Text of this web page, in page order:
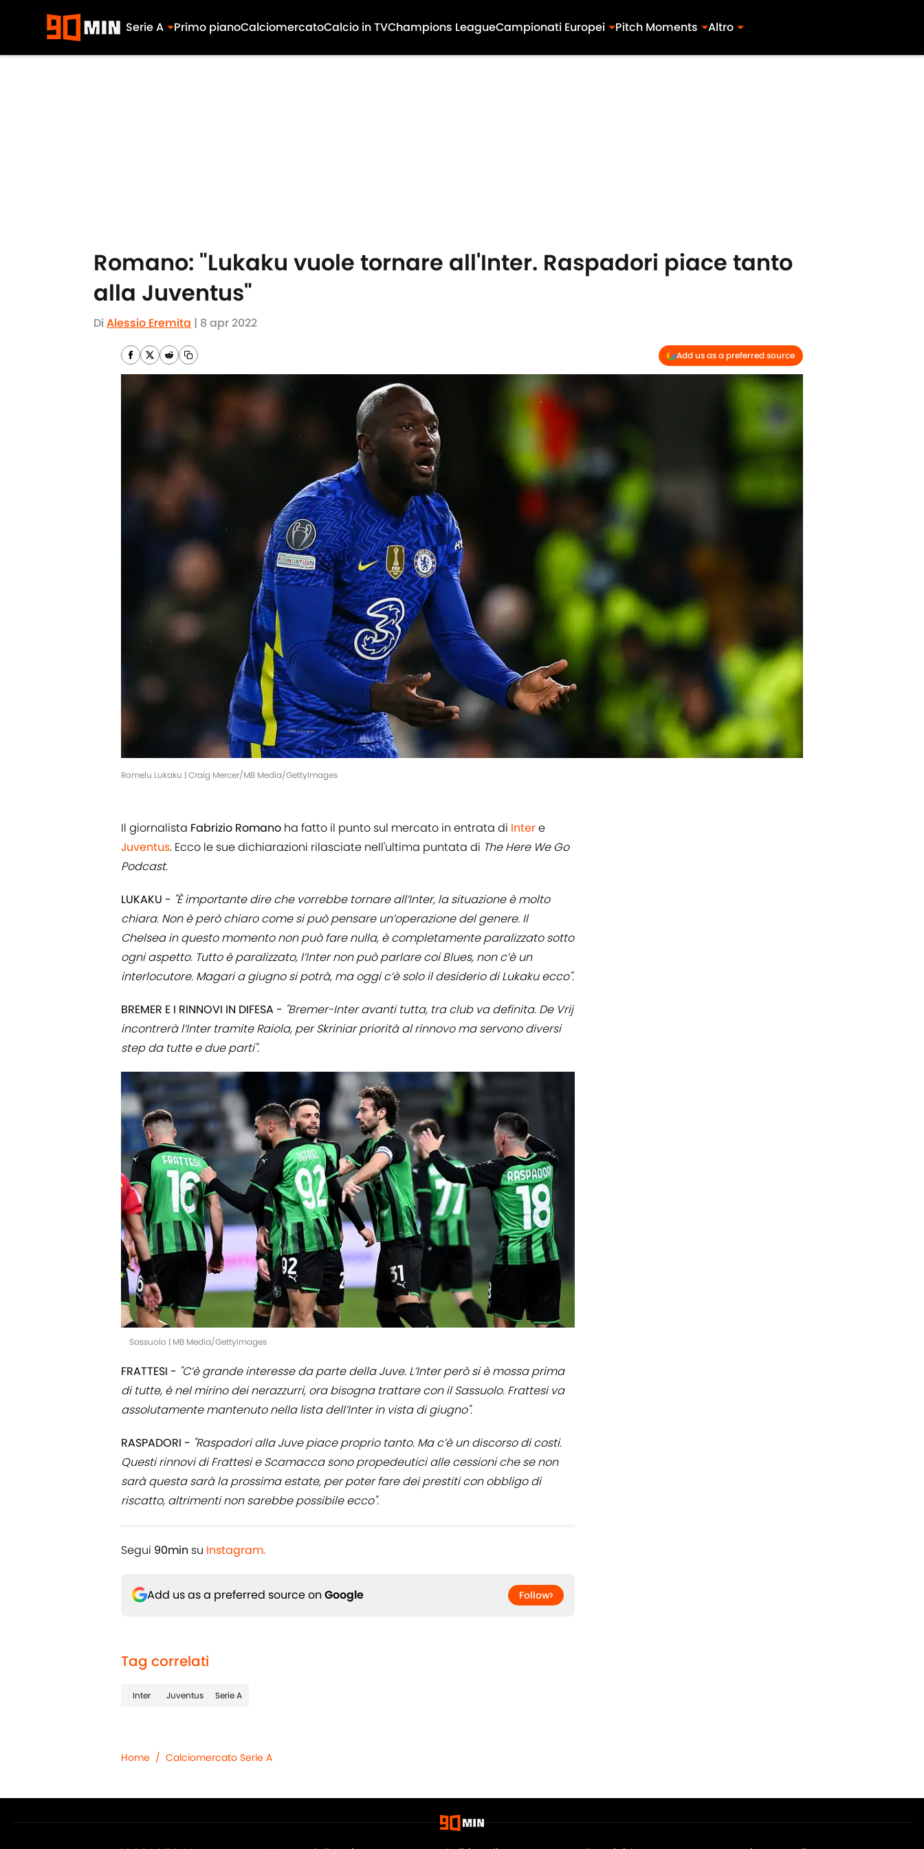
Serie A Primo pianoCalciomercatoCalcio in TVChampions LeagueCampionati Europei Pitch Moments Altro
Romano: "Lukaku vuole tornare all'Inter. Raspadori piace tanto
alla Juventus"
Di Alessio Eremita | 8 apr 2022
Add us as a preferred source
Romelu Lukaku | Craig Mercer/MB Media/GettyImages
Il giornalista Fabrizio Romano ha fatto il punto sul mercato in entrata di Intere
Juventus. Ecco le sue dichiarazioni rilasciate nell'ultima puntata di The Here We Go
Podcast.
LUKAKU - "È importante dire che vorrebbe tornare all’Inter, la situazione è molto
chiara. Non è però chiaro come si può pensare un’operazione del genere. Il
Chelsea in questo momento non può fare nulla, è completamente paralizzato sotto
ogni aspetto. Tutto è paralizzato, l’Inter non può parlare coi Blues, non c’è un
interlocutore. Magari a giugno si potrà, ma oggi c’è solo il desiderio di Lukaku ecco".
BREMER E I RINNOVI IN DIFESA - "Bremer-Inter avanti tutta, tra club va definita. De Vrij
incontrerà l’Inter tramite Raiola, per Skriniar priorità al rinnovo ma servono diversi
step da tutte e due parti".
Sassuolo | MB Media/GettyImages
FRATTESI - "C’è grande interesse da parte della Juve. L’Inter però si è mossa prima
di tutte, è nel mirino dei nerazzurri, ora bisogna trattare con il Sassuolo. Frattesi va
assolutamente mantenuto nella lista dell’Inter in vista di giugno".
RASPADORI - "Raspadori alla Juve piace proprio tanto. Ma c’è un discorso di costi.
Questi rinnovi di Frattesi e Scamacca sono propedeutici alle cessioni che se non
sarà questa sarà la prossima estate, per poter fare dei prestiti con obbligo di
riscatto, altrimenti non sarebbe possibile ecco".
Segui 90min su Instagram.
Add us as a preferred source on Google Follow
Tag correlati
Inter Juventus Serie A
Home / Calciomercato Serie A